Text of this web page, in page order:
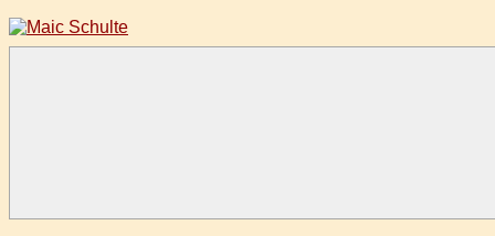
Zum
Inhalt